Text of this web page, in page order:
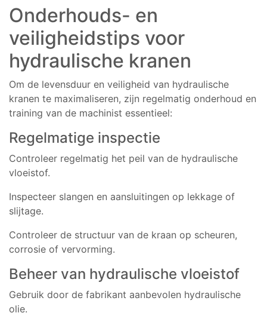
Onderhouds- en
veiligheidstips voor
hydraulische kranen
Om de levensduur en veiligheid van hydraulische
kranen te maximaliseren, zijn regelmatig onderhoud en
training van de machinist essentieel:
Regelmatige inspectie
Controleer regelmatig het peil van de hydraulische
vloeistof.
Inspecteer slangen en aansluitingen op lekkage of
slijtage.
Controleer de structuur van de kraan op scheuren,
corrosie of vervorming.
Beheer van hydraulische vloeistof
Gebruik door de fabrikant aanbevolen hydraulische
olie.